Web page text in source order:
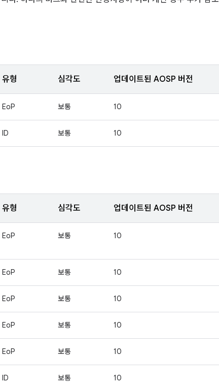
유형 심각도 업데이트된 AOSP 버전
EoP 보통 10
ID 보통 10
유형 심각도 업데이트된 AOSP 버전
EoP 보통 10
EoP 보통 10
EoP 보통 10
EoP 보통 10
EoP 보통 10
ID 보통 10